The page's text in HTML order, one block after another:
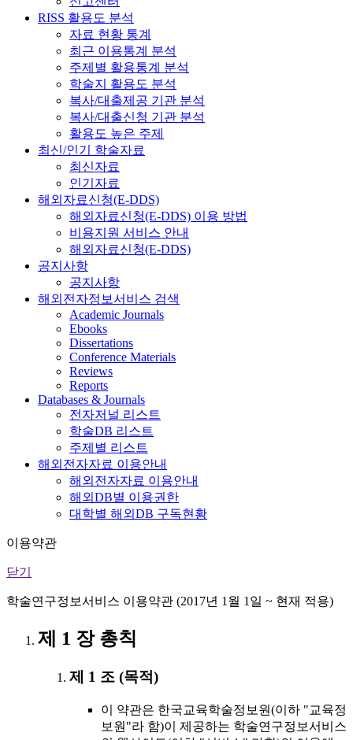
RISS 활용도 분석
자료 현황 통계
최근 이용통계 분석
주제별 활용통계 분석
학술지 활용도 분석
복사/대출제공 기관 분석
복사/대출신청 기관 분석
활용도 높은 주제
최신/인기 학술자료
최신자료
인기자료
해외자료신청(E-DDS)
해외자료신청(E-DDS) 이용 방법
비용지원 서비스 안내
해외자료신청(E-DDS)
공지사항
공지사항
해외전자정보서비스 검색
Academic Journals
Ebooks
Dissertations
Conference Materials
Reviews
Reports
Databases & Journals
전자저널 리스트
학술DB 리스트
주제별 리스트
해외전자자료 이용안내
해외전자자료 이용안내
해외DB별 이용권한
대학별 해외DB 구독현황
이용약관
닫기
학술연구정보서비스 이용약관 (2017년 1월 1일 ~ 현재 적용)
제 1 장 총칙
제 1 조 (목적)
이 약관은 한국교육학술정보원(이하 "교육정
보원"라 함)이 제공하는 학술연구정보서비스